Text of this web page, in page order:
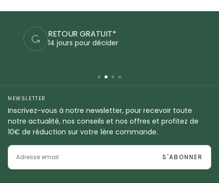
RETOUR GRATUIT*
14 jours pour décider
NEWSLETTER
Inscrivez-vous à notre newsletter, pour recevoir toute
notre actualité, nos conseils et nos offres et profitez de
10€ de réduction sur votre 1ère commande.
EMAIL
S'ABONNER